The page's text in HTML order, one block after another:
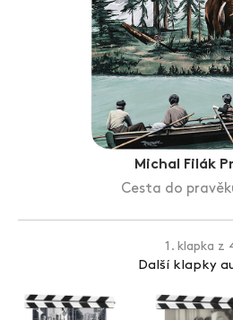
Zlín Film Festival
Michal Filák
Cesta do
1. klapka z
Další klapky